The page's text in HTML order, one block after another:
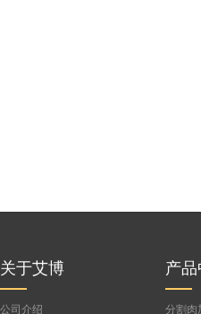
关于艾博
公司介绍
产
分割肉